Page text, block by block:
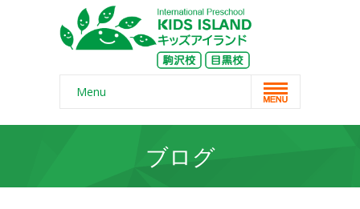
Menu
Home
ブログ